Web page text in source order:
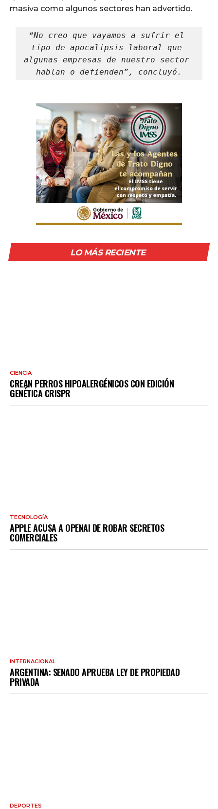
masiva como algunos sectores han advertido.
“No creo que vayamos a sufrir el
tipo de apocalipsis laboral que
algunas empresas de nuestro sector
hablan o defienden”, concluyó.
LO MÁS RECIENTE
CIENCIA
CREAN PERROS HIPOALERGÉNICOS CON EDICIÓN
GENÉTICA CRISPR
TECNOLOGÍA
APPLE ACUSA A OPENAI DE ROBAR SECRETOS
COMERCIALES
INTERNACIONAL
ARGENTINA: SENADO APRUEBA LEY DE PROPIEDAD
PRIVADA
DEPORTES